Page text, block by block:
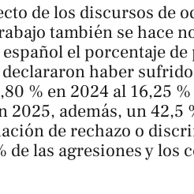
de los discursos de
también se hace
el porcentaje de
haber
% en 2024 al 16,25
2025, además, un 42,5
de rechazo o
de las agresiones y los